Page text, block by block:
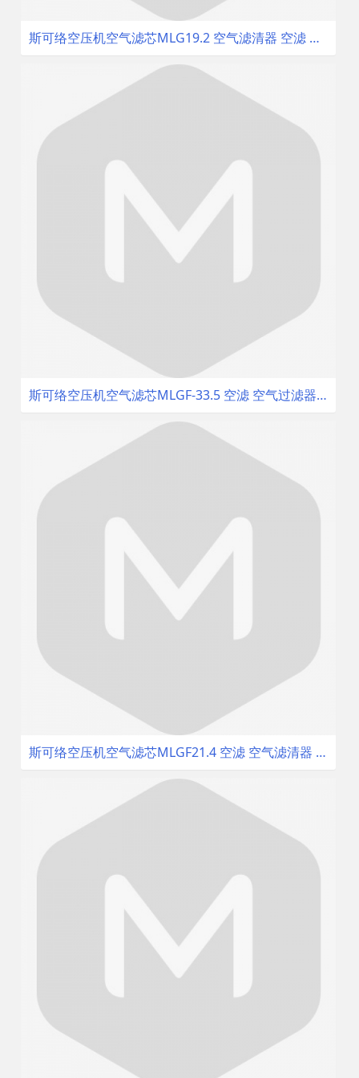
斯可络空压机空气滤芯MLG19.2 空气滤清器 空滤 空气过滤器 配件
斯可络空压机空气滤芯MLGF-33.5 空滤 空气过滤器 配件空气滤清器
斯可络空压机空气滤芯MLGF21.4 空滤 空气滤清器 空气过滤器 配件